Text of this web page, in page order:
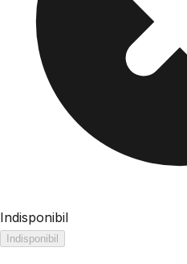
Indisponibil
Indisponibil